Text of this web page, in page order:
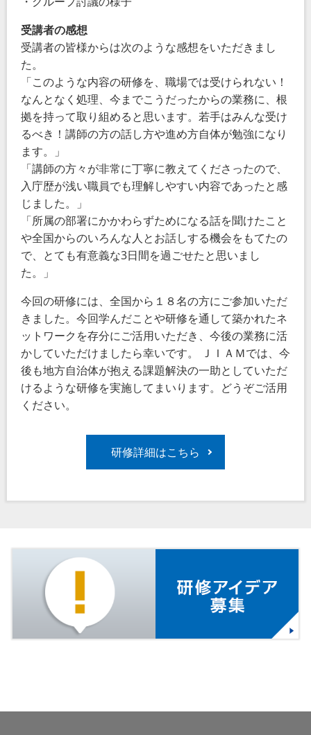
受講者の感想
受講者の皆様からは次のような感想をいただきまし
た。
「このような内容の研修を、職場では受けられない！
なんとなく処理、今までこうだったからの業務に、根
拠を持って取り組めると思います。若手はみんな受け
るべき！講師の方の話し方や進め方自体が勉強になり
ます。
」
「講師の方々が非常に丁寧に教えてくださったので、
入庁歴が浅い職員でも理解しやすい内容であったと感
じました。
」
「所属の部署にかかわらずためになる話を聞けたこと
や全国からのいろんな人とお話しする機会をもてたの
で、とても有意義な3日間を過ごせたと思いまし
た。
」
今回の研修には、全国から１８名の方にご参加いただ
きました。今回学んだことや研修を通して築かれたネ
ットワークを存分にご活用いただき、今後の業務に活
かしていただけましたら幸いです。 ＪＩＡＭでは、今
後も地方自治体が抱える課題解決の一助としていただ
けるような研修を実施してまいります。どうぞご活用
ください。
研修詳細はこちら